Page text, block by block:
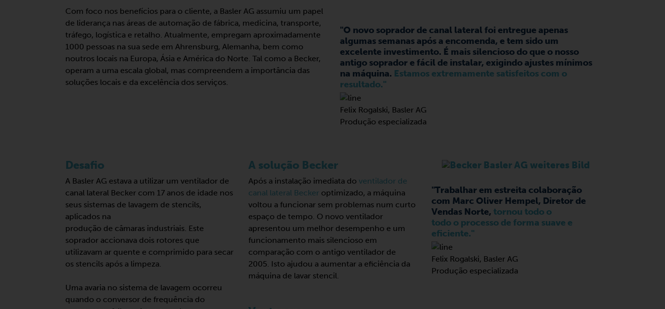
Com foco nos benefícios para o cliente, a Basler AG assumiu um papel
de liderança nas áreas de automação de fábrica, medicina, transporte,
tráfego, logística e retalho. Atualmente, empregam aproximadamente
1000 pessoas na sua sede em Ahrensburg, Alemanha, bem como
noutros locais na Europa, Ásia e América do Norte. Tal como a Becker,
operam a uma escala global, mas compreendem a importância das
soluções locais e da excelência dos serviços.
"O novo soprador de canal lateral foi entregue apenas
algumas semanas após a encomenda, e tem sido um
excelente investimento. É mais silencioso do que o nosso
antigo soprador e fácil de instalar, exigindo ajustes mínimos
na máquina. Estamos extremamente satisfeitos com o
resultado."
Felix Rogalski, Basler AG
Produção especializada
Desafio
A Basler AG estava a utilizar um ventilador de
canal lateral Becker com 17 anos de idade nos
seus sistemas de lavagem de stencils,
aplicados na
produção de câmaras industriais. Este
soprador accionava dois rotores que
utilizavam ar quente e comprimido para secar
os stencils após a limpeza.
Uma avaria no sistema de lavagem ocorreu
quando o conversor de frequência do
A solução Becker
Após a instalação imediata do ventilador de
canal lateral Becker optimizado, a máquina
voltou a funcionar sem problemas num curto
espaço de tempo. O novo ventilador
apresentou um melhor desempenho e um
funcionamento mais silencioso em
comparação com o antigo ventilador de
2005. Isto ajudou a aumentar a eficiência da
máquina de lavar stencil.
"Trabalhar em estreita colaboração
com Marc Oliver Hempel, Diretor de
Vendas Norte, tornou todo o
todo o processo de forma suave e
eficiente."
Felix Rogalski, Basler AG
Produção especializada